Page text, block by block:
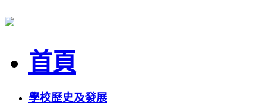
首頁
學校歷史及發展